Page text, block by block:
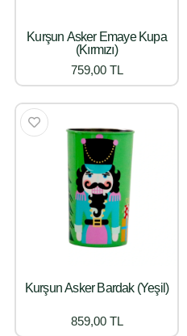
Kurşun Asker Emaye Kupa
(Kırmızı)
759,00 TL
Kurşun Asker Bardak (Yeşil)
859,00 TL